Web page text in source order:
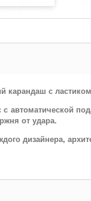
карандаш с
автоматической
от удара.
дизайнера,